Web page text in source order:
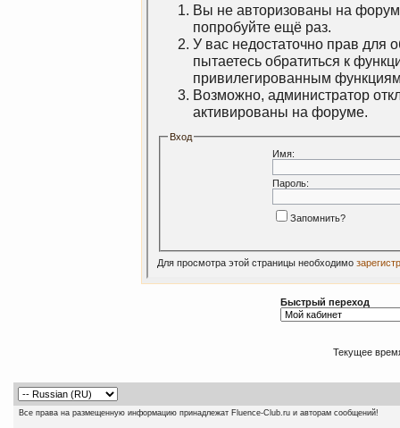
Вы не авторизованы на
попробуйте ещё раз.
У вас недостаточно прав для
пытаетесь обратиться к
привилегированным
Возможно, администратор
активированы на форуме.
Вход
Имя:
Пароль:
Запомнить?
Для просмотра этой страницы необходимо
Быстрый переход
Текущее
Все права на размещенную информацию принадлежат Fluence-Club.ru и авторам сообщений!